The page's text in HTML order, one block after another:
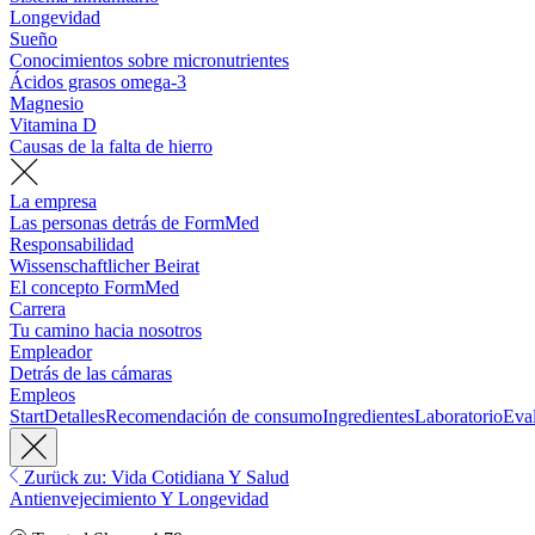
Longevidad
Sueño
Conocimientos sobre micronutrientes
Ácidos grasos omega-3
Magnesio
Vitamina D
Causas de la falta de hierro
La empresa
Las personas detrás de FormMed
Responsabilidad
Wissenschaftlicher Beirat
El concepto FormMed
Carrera
Tu camino hacia nosotros
Empleador
Detrás de las cámaras
Empleos
StartDetallesRecomendación de consumoIngredientesLaboratorio
Zurück zu: Vida Cotidiana Y Salud
Antienvejecimiento Y Longevidad